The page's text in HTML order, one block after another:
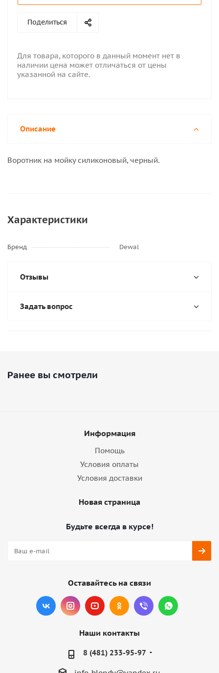
Поделиться
Для товара, которого в данный момент нет в
наличии цена может отличаться от цены
указанной на сайте.
Описание
Воротник на мойку силиконовый, черный.
Характеристики
Бренд Dewal
Отзывы
Задать вопрос
Ранее вы смотрели
Информация
Помощь
Условия оплаты
Условия доставки
Новая страница
Будьте всегда в курсе!
Оставайтесь на связи
Наши контакты
8 (481) 233-95-97